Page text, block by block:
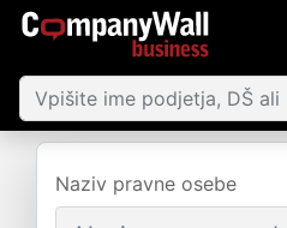
Naziv pravne osebe